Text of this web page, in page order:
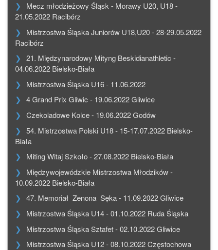
Mecz młodzieżowy Śląsk - Morawy U20, U18 -
21.05.2022 Racibórz
Mistrzostwa Śląska Juniorów U18,U20 - 28-29.05.2022
Racibórz
21. Międzynarodowy Mityng Beskidianathletic -
04.06.2022 Bielsko-Biała
Mistrzostwa Śląska U16 - 11.06.2022
4 Grand Prix Gliwic - 19.06.2022 Gliwice
Czekoladowe Kolce - 19.06.2022 Godów
54. Mistrzostwa Polski U18 - 15-17.07.2022 Bielsko-
Biała
Miting Witaj Szkoło - 27.08.2022 Bielsko-Biała
Międzywojewódzkie Mistrzostwa Młodzików -
10.09.2022 Bielsko-Biała
47. Memoriał_Zenona_Sęka - 11.09.2022 Gliwice
Mistrzostwa Śląska U14 - 01.10.2022 Ruda Śląska
Mistrzostwa Śląska Sztafet - 02.10.2022 Gliwice
Mistrzostwa Śląska U12 - 08.10.2022 Częstochowa